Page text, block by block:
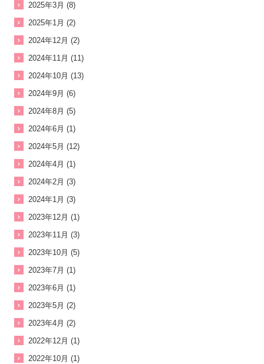
2025年3月 (8)
2025年1月 (2)
2024年12月 (2)
2024年11月 (11)
2024年10月 (13)
2024年9月 (6)
2024年8月 (5)
2024年6月 (1)
2024年5月 (12)
2024年4月 (1)
2024年2月 (3)
2024年1月 (3)
2023年12月 (1)
2023年11月 (3)
2023年10月 (5)
2023年7月 (1)
2023年6月 (1)
2023年5月 (2)
2023年4月 (2)
2022年12月 (1)
2022年10月 (1)